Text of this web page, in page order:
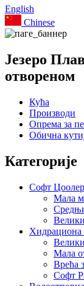
English
Chinese
Језеро
отвореном
Кућа
Производи
Опрема за
Обична
Категорије
Софт Цоолер
Мала
Хидрациона
Мала
Врећа
Софт